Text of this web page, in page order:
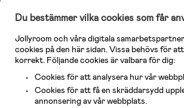
hos oss. I vårt sortiment hittar du barnvagnar,
baby, produkter för mamman, massor av inspirerande
babyprodukter och mycket mer. Vi erbjuder produkter
varumärken så som Britax, Maxi-Cosi, Baby Jogger,
KidKraft, Ergobaby, Philips Avent, Neonate, Cybex,
Välkommen in och kika runt i Nordens största barn-
Du bestämmer vilka cookies som får
Jollyroom och våra digitala
cookies på den här sidan. Vissa behövs för
korrekt. Följande cookies är valbara för dig:
Cookies för att analysera hur vår
Cookies för att få en skräddarsydd
annonsering av vår webbplats.